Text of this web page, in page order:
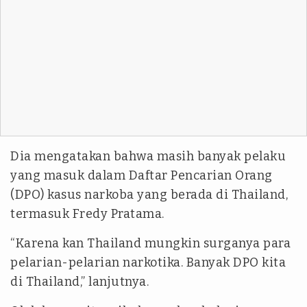
Dia mengatakan bahwa masih banyak pelaku
yang masuk dalam Daftar Pencarian Orang
(DPO) kasus narkoba yang berada di Thailand,
termasuk Fredy Pratama.
“Karena kan Thailand mungkin surganya para
pelarian-pelarian narkotika. Banyak DPO kita
di Thailand,” lanjutnya.